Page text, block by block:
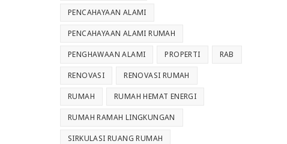
PENCAHAYAAN ALAMI
PENCAHAYAAN ALAMI RUMAH
PENGHAWAAN ALAMI PROPERTI RAB
RENOVASI RENOVASI RUMAH
RUMAH RUMAH HEMAT ENERGI
RUMAH RAMAH LINGKUNGAN
SIRKULASI RUANG RUMAH